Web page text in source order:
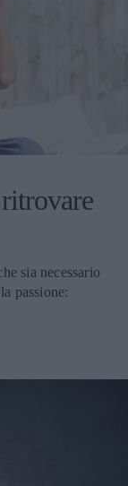
sia necessario
passione: